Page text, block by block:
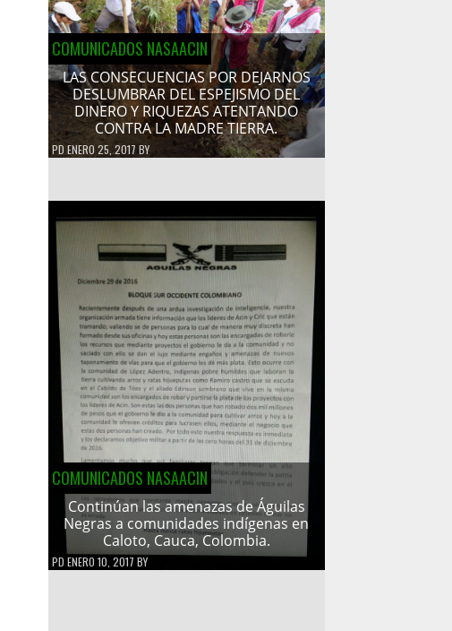
COMUNICADOS NASAACIN
LAS CONSECUENCIAS POR DEJARNOS
DESLUMBRAR DEL ESPEJISMO DEL
DINERO Y RIQUEZAS ATENTANDO
CONTRA LA MADRE TIERRA.
PDENERO 25, 2017 BY
COMUNICADOS NASAACIN
Continúan las amenazas de Águilas
Negras a comunidades indígenas en
Caloto, Cauca, Colombia.
PD ENERO 10, 2017 BY